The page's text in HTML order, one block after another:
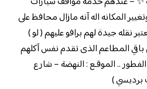
المكانه اله آنه مازال محافظ على
نقله جيدة لهم برافو عليهم ( لو )
باقي المطاعم الذى تقدم نفس آكلهم
.. الموقـع : النهضة – شارع
برديسي )